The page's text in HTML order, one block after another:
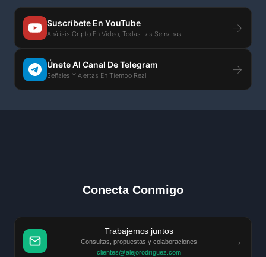
Suscríbete En YouTube
Análisis Cripto En Video, Todas Las Semanas →
Únete Al Canal De Telegram
Señales Y Alertas En Tiempo Real →
Conecta Conmigo
Trabajemos juntos
Consultas, propuestas y colaboraciones
clientes@alejorodriguez.com
→